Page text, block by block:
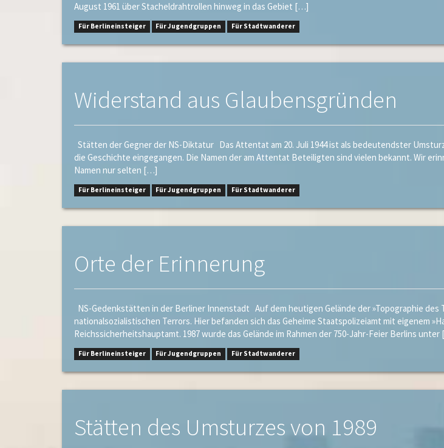
August 1961 über Stacheldrahtrollen hinweg in das Gebiet […]
Für Berlineinsteiger Für Jugendgruppen Für Stadtwanderer
Widerstand aus Glaubensgründen
Stätten der Gegner der NS-Diktatur Das Attentat am 20. Juli 1944 ist als bedeutendster
die Geschichte eingegangen. Die Namen der am Attentat Beteiligten sind vielen bekannt. Wir
Namen nur selten […]
Für Berlineinsteiger Für Jugendgruppen Für Stadtwanderer
Orte der Erinnerung
NS-Gedenkstätten in der Berliner Innenstadt Auf dem heutigen Gelände der »Topographie des
nationalsozialistischen Terrors. Hier befanden sich das Geheime Staatspolizeiamt mit eigenem
Reichssicherheitshauptamt. 1987 wurde das Gelände im Rahmen der 750-Jahr-Feier Berlins
Für Berlineinsteiger Für Jugendgruppen Für Stadtwanderer
Stätten des Umsturzes von 1989